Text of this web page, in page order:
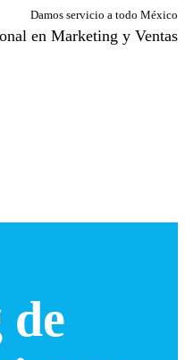
Damos servicio a todo México
en Marketing y Ventas
de